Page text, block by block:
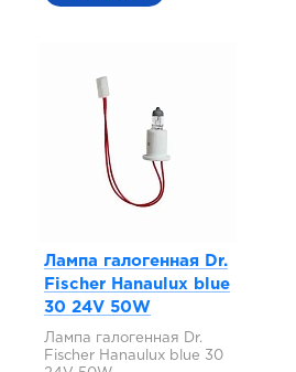
Лампа галогенная Dr.
Fischer Hanaulux blue
30 24V 50W
Лампа галогенная Dr.
Fischer Hanaulux blue 30